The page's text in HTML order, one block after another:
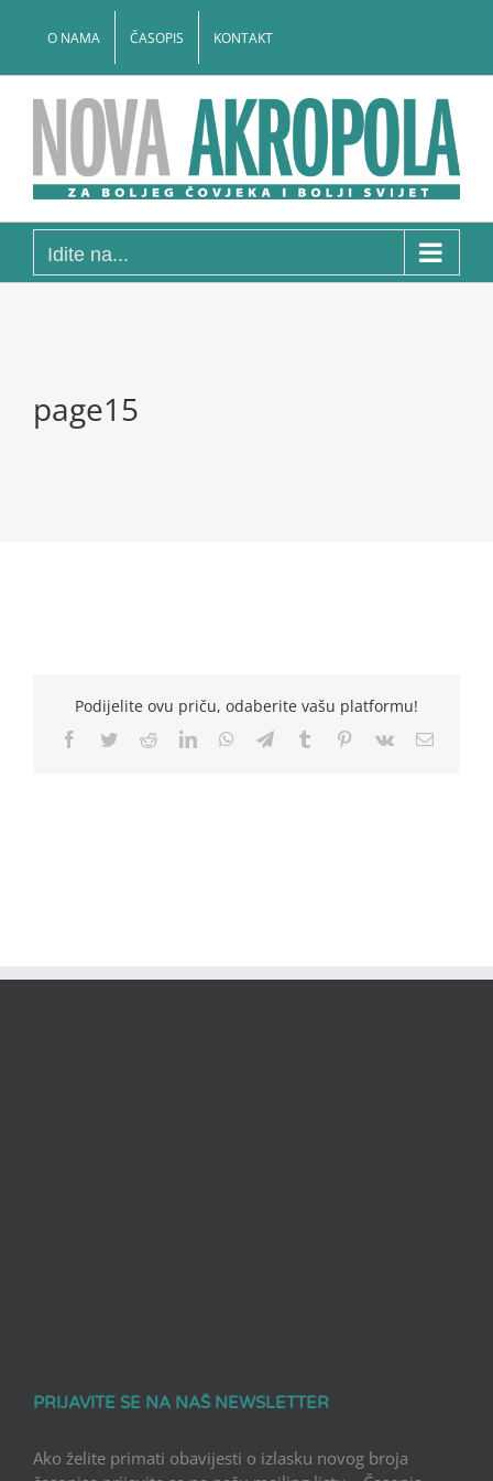
O NAMA ČASOPIS KONTAKT
Idite na...
page15
Podijelite ovu priču, odaberite vašu platformu!
Facebook
TwitterRedditLinkedInWhatsApp
TelegramTumblr Pinterest
Vk Email
PRIJAVITE SE NA NAŠ NEWSLETTER
Ako želite primati obavijesti o izlasku novog broja